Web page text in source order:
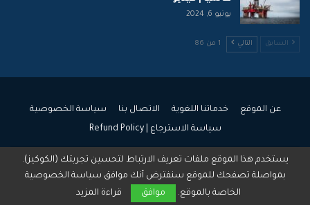
يونيو 6, 2024
السابق التالي 1 من 86
عن الموقع خدماتنا اللغوية الاتصال بنا
سياسة الخصوصية
سياسة الاسترجاع | Refund Policy
© 2026 - جميع الحقوق محفوظة.
تركيب واستضافة:كريستا هوست
يستخدم هذا الموقع ملفات تعريف الارتباط لتحسين تجربتك (الكوكيز).
بمواصلة تصفحك للموقع سنفترض أنك موافق سياسة الخصوصية
الخاصة بالموقع.
موافق قراءة المزيد